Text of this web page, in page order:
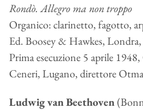
Rondò. Allegro ma non troppo
Organico: clarinetto, fagotto,
Ed. Boosey & Hawkes,
Prima esecuzione 5 aprile
Ceneri, Lugano, direttore
Ludwig van Beethoven